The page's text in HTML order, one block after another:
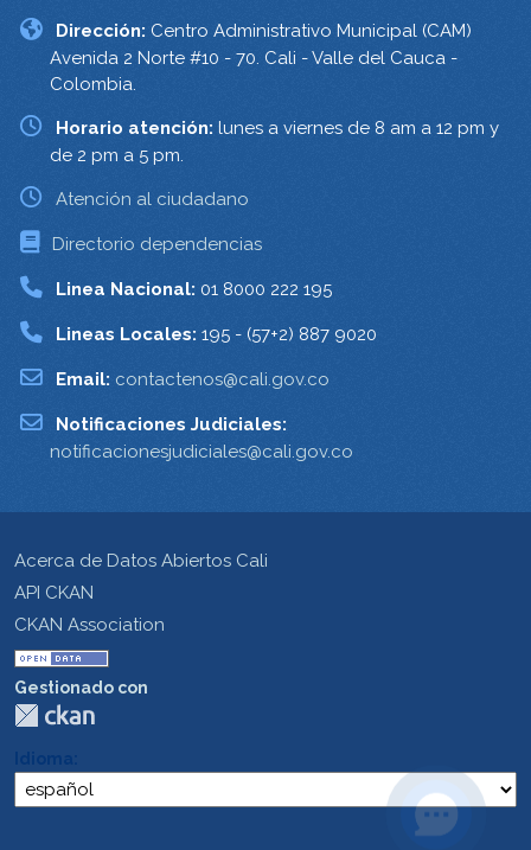
Dirección: Centro Administrativo Municipal (CAM)
Avenida 2 Norte #10 - 70. Cali - Valle del Cauca -
Colombia.
Horario atención: lunes a viernes de 8 am a 12 pm y
de 2 pm a 5 pm.
Atención al ciudadano
Directorio dependencias
Linea Nacional: 01 8000 222 195
Lineas Locales: 195 - (57+2) 887 9020
Email: contactenos@cali.gov.co
Notificaciones Judiciales:
notificacionesjudiciales@cali.gov.co
Acerca de Datos Abiertos Cali
API CKAN
CKAN Association
Gestionado con